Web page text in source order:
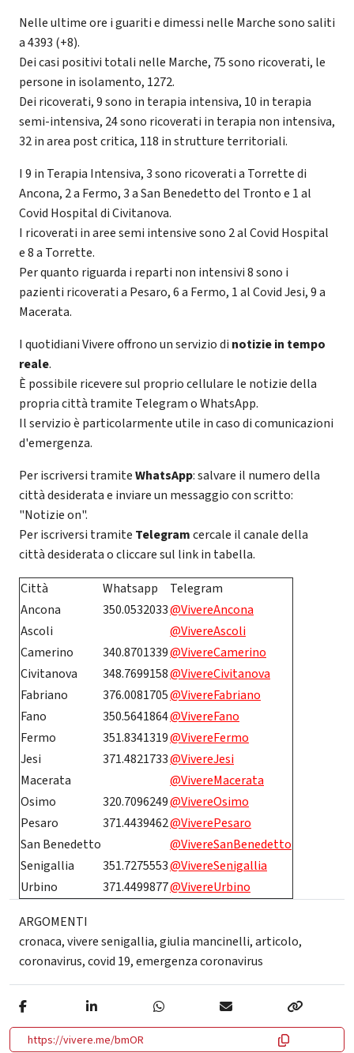
Nelle ultime ore i guariti e dimessi nelle Marche sono saliti
a 4393 (+8).
Dei casi positivi totali nelle Marche, 75 sono ricoverati, le
persone in isolamento, 1272.
Dei ricoverati, 9 sono in terapia intensiva, 10 in terapia
semi-intensiva, 24 sono ricoverati in terapia non intensiva,
32 in area post critica, 118 in strutture territoriali.
I 9 in Terapia Intensiva, 3 sono ricoverati a Torrette di
Ancona, 2 a Fermo, 3 a San Benedetto del Tronto e 1 al
Covid Hospital di Civitanova.
I ricoverati in aree semi intensive sono 2 al Covid Hospital
e 8 a Torrette.
Per quanto riguarda i reparti non intensivi 8 sono i
pazienti ricoverati a Pesaro, 6 a Fermo, 1 al Covid Jesi, 9 a
Macerata.
I quotidiani Vivere offrono un servizio di notizie in tempo
reale.
È possibile ricevere sul proprio cellulare le notizie della
propria città tramite Telegram o WhatsApp.
Il servizio è particolarmente utile in caso di comunicazioni
d'emergenza.
Per iscriversi tramiteWhatsApp: salvare il numero della
città desiderata e inviare un messaggio con scritto:
"Notizie on".
Per iscriversi tramite Telegramcercale il canale della
città desiderata o cliccare sul link in tabella.
Città
Whatsapp
Telegram
Ancona
350.0532033@VivereAncona
Ascoli
@VivereAscoli
Camerino
340.8701339@VivereCamerino
Civitanova
348.7699158@VivereCivitanova
Fabriano
376.0081705@VivereFabriano
Fano
350.5641864@VivereFano
Fermo
351.8341319@VivereFermo
Jesi
371.4821733@VivereJesi
Macerata
@VivereMacerata
Osimo
320.7096249@VivereOsimo
Pesaro
371.4439462@ViverePesaro
San Benedetto
@VivereSanBenedetto
Senigallia
351.7275553@VivereSenigallia
Urbino
371.4499877@VivereUrbino
ARGOMENTI
cronaca,vivere senigallia,giulia mancinelli,articolo,
coronavirus,covid 19,emergenza coronavirus
https://vivere.me/bmOR